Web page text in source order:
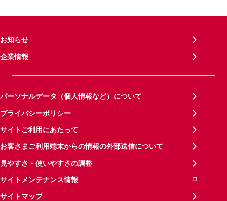
お知らせ
企業情報
パーソナルデータ（個人情報など）について
プライバシーポリシー
サイトご利用にあたって
お客さまご利用端末からの情報の外部送信について
見やすさ・使いやすさの調整
サイトメンテナンス情報
サイトマップ